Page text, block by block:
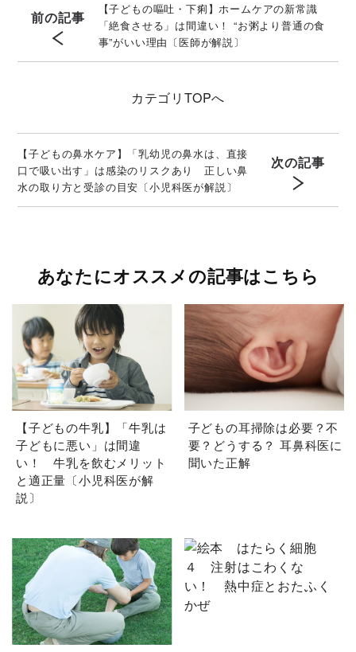
前の記事
【子どもの嘔吐・下痢】ホームケアの新常識
「絶食させる」は間違い！ “お粥より普通の食
事”がいい理由〔医師が解説〕
カテゴリ TOPへ
【子どもの鼻水ケア】「乳幼児の鼻水は、直接
口で吸い出す」は感染のリスクあり 正しい鼻
水の取り方と受診の目安〔小児科医が解説〕
次の記事
あなたにオススメの記事はこちら
【子どもの牛乳】「牛乳は
子どもに悪い」は間違
い！ 牛乳を飲むメリット
と適正量〔小児科医が解
説〕
子どもの耳掃除は必要？不
要？どうする？ 耳鼻科医に
聞いた正解